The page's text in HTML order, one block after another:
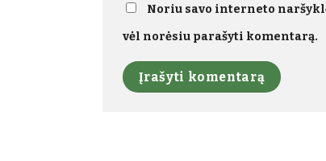
Noriu savo interneto
vėl norėsiu parašyti komentarą.